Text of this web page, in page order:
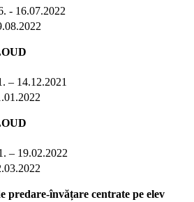
- 16.07.2022
– 14.12.2021
– 19.02.2022
predare-învățare centrate pe elev